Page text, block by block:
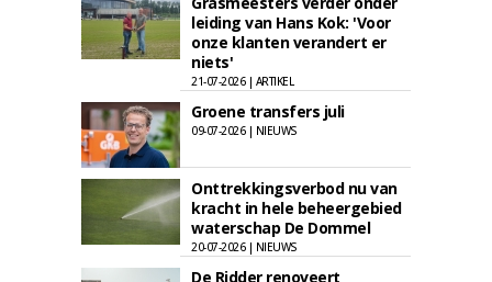
leiding van Hans Kok: 'Voor
onze klanten verandert er
niets'
21-07-2026 | ARTIKEL
Groene transfers juli
09-07-2026 | NIEUWS
Onttrekkingsverbod nu van
kracht in hele beheergebied
waterschap De Dommel
20-07-2026 | NIEUWS
De Ridder renoveert